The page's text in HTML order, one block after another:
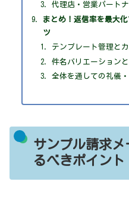
代理店・営業パート
まとめ！返信率を最大
ツ
テンプレート管理と
件名バリエーション
全体を通しての礼儀
サンプル請求メ
るべきポイント